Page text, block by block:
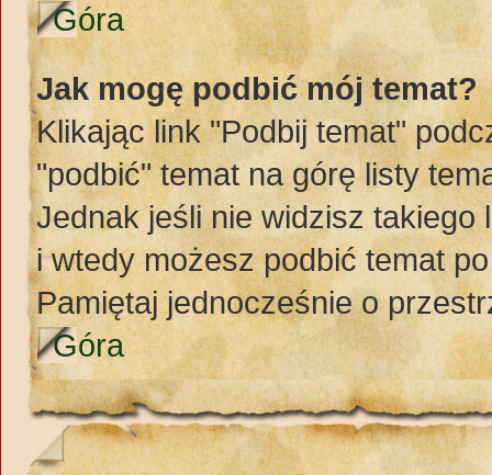
Góra
Jak mogę podbić mój temat?
Klikając link "Podbij temat"
"podbić" temat na górę listy
Jednak jeśli nie widzisz takiego
i wtedy możesz podbić temat
Pamiętaj jednocześnie o
Góra